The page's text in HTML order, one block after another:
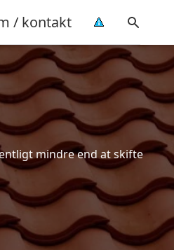
/ kontakt
mindre end at skifte